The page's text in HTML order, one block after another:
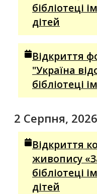
бібліотеці
дітей
Відкриття
"Україна
бібліотеці
2 Серпня, 2026
Відкриття
живопису
бібліотеці
дітей